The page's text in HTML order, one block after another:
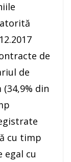
de
de
din
cu timp
egal cu